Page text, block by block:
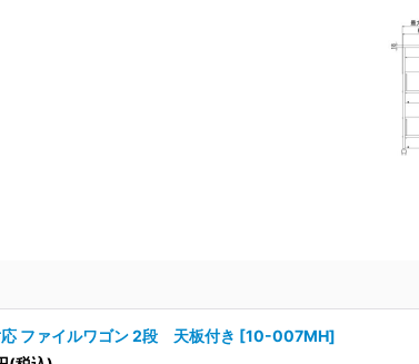
ファイルワゴン 2段 天板付き [10-007MH]